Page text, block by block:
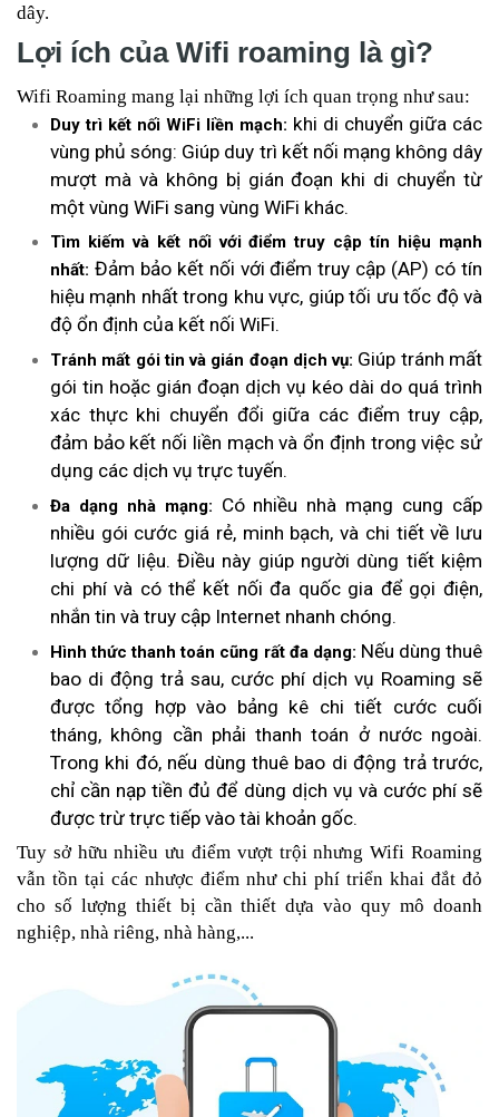
dây.
Lợi ích của Wifi roaming là gì?
Wifi Roaming mang lại những lợi ích quan trọng như sau:
Duy trì kết nối WiFi liền mạch: khi di chuyển giữa các
vùng phủ sóng: Giúp duy trì kết nối mạng không dây
mượt mà và không bị gián đoạn khi di chuyển từ
một vùng WiFi sang vùng WiFi khác.
Tìm kiếm và kết nối với điểm truy cập tín hiệu mạnh
nhất: Đảm bảo kết nối với điểm truy cập (AP) có tín
hiệu mạnh nhất trong khu vực, giúp tối ưu tốc độ và
độ ổn định của kết nối WiFi.
Tránh mất gói tin và gián đoạn dịch vụ: Giúp tránh mất
gói tin hoặc gián đoạn dịch vụ kéo dài do quá trình
xác thực khi chuyển đổi giữa các điểm truy cập,
đảm bảo kết nối liền mạch và ổn định trong việc sử
dụng các dịch vụ trực tuyến.
Đa dạng nhà mạng: Có nhiều nhà mạng cung cấp
nhiều gói cước giá rẻ, minh bạch, và chi tiết về lưu
lượng dữ liệu. Điều này giúp người dùng tiết kiệm
chi phí và có thể kết nối đa quốc gia để gọi điện,
nhắn tin và truy cập Internet nhanh chóng.
Hình thức thanh toán cũng rất đa dạng: Nếu dùng thuê
bao di động trả sau, cước phí dịch vụ Roaming sẽ
được tổng hợp vào bảng kê chi tiết cước cuối
tháng, không cần phải thanh toán ở nước ngoài.
Trong khi đó, nếu dùng thuê bao di động trả trước,
chỉ cần nạp tiền đủ để dùng dịch vụ và cước phí sẽ
được trừ trực tiếp vào tài khoản gốc.
Tuy sở hữu nhiều ưu điểm vượt trội nhưng Wifi Roaming
vẫn tồn tại các nhược điểm như chi phí triển khai đắt đỏ
cho số lượng thiết bị cần thiết dựa vào quy mô doanh
nghiệp, nhà riêng, nhà hàng,...